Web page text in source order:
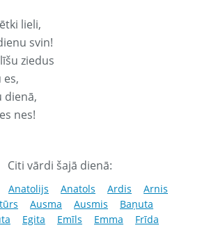
lieli,
svin!
ziedus
es,
dienā,
nes!
Citi vārdi šajā dienā:
Anatolijs Anatols Ardis
Arnis
Ausma Ausmis
Baņuta
Egita Emīls Emma
Frīda